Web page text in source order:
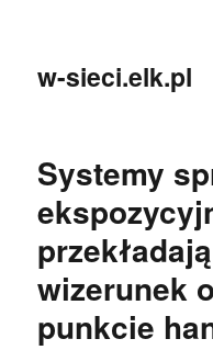
w-sieci.elk.pl
Systemy
wizerunek
punkcie